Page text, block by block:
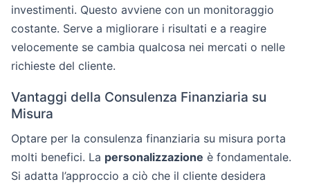
investimenti. Questo avviene con un monitoraggio
costante. Serve a migliorare i risultati e a reagire
velocemente se cambia qualcosa nei mercati o nelle
richieste del cliente.
Vantaggi della Consulenza Finanziaria su
Misura
Optare per la consulenza finanziaria su misura porta
molti benefici. La personalizzazione è fondamentale.
Si adatta l’approccio a ciò che il cliente desidera